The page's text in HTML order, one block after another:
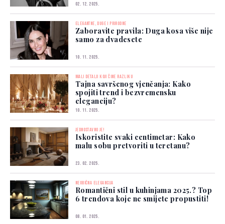
02. 12. 2025.
ELEGANTNE, DUGE I PRIRODNE
Zaboravite pravila: Duga kosa više nije
samo za dvadesete
10. 11. 2025.
MALI DETALJI KOJI ČINE RAZLIKU
Tajna savršenog vjenčanja: Kako
spojiti trend i bezvremensku
eleganciju?
10. 11. 2025.
JEDNOSTAVNO JE!
Iskoristite svaki centimetar: Kako
malu sobu pretvoriti u teretanu?
23. 02. 2025.
NEOBIČNA ELEGANCIJA
Romantični stil u kuhinjama 2025.? Top
6 trendova koje ne smijete propustiti!
08. 01. 2025.